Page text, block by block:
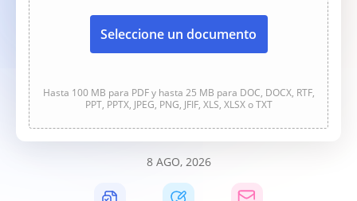
Seleccione un documento
Hasta 100 MB para PDF y hasta 25 MB para DOC, DOCX, RTF,
PPT, PPTX, JPEG, PNG, JFIF, XLS, XLSX o TXT
8 AGO, 2026